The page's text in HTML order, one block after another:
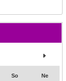
So Ne